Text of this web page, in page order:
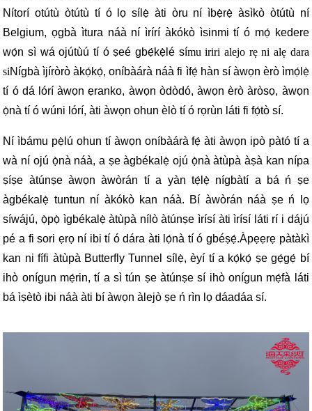
Nítorí otútù òtútù tí ó lọ sílẹ̀ àti òru ní ìbẹ̀rẹ̀ àsìkò òtútù ní
Belgium, ọgbà ìtura náà ní ìrírí àkókò ìsinmi tí ó mọ́ kedere
wọ́n sì wá ojútùú tí ó ṣeé gbẹ́kẹ̀lé símu iriri alejo rẹ ni alẹ dara
siNígbà ìjíròrò àkọ́kọ́, oníbàárà náà fi ìfẹ́ hàn sí àwọn èrò ìmọ́lẹ̀
tí ó dá lórí àwọn ẹranko, àwọn òdòdó, àwọn èrò àròsọ, àwọn
ọ̀nà tí ó wúni lórí, àti àwọn ohun èlò tí ó rọrùn láti fi fọ́tò sí.
Ní ìbámu pẹ̀lú ohun tí àwọn oníbàárà fẹ́ àti àwọn ipò pàtó tí a
wà ní ojú ọ̀nà náà, a ṣe àgbékalẹ̀ ojú ọ̀nà àtùpà àṣà kan nípa
ṣíṣe àtúnṣe àwọn àwòrán tí a yàn tẹ́lẹ̀ nígbàtí a bá ń ṣe
àgbékalẹ̀ tuntun ní àkókò kan náà. Bí àwòrán náà ṣe ń lọ
síwájú, ọ̀pọ̀ ìgbékalẹ̀ àtùpà nílò àtúnṣe ìrísí àti ìrísí láti rí i dájú
pé a fi sori ẹrọ ní ibi tí ó dára àti lọ́nà tí ó gbéṣẹ́.Àpẹẹrẹ pàtàkì
kan ni fífi àtùpà Butterfly Tunnel sílẹ̀, èyí tí a kọ́kọ́ ṣe gẹ́gẹ́ bí
ihò onígun mẹ́rin, tí a sì tún ṣe àtúnṣe sí ihò onígun mẹ́fà láti
bá ìṣètò ibi náà àti bí àwọn àlejò ṣe ń rìn lọ dáadáa sí.